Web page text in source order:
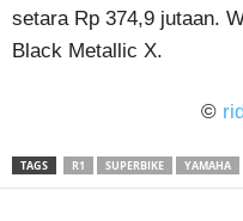
setara Rp 374,9 jutaan.
Black Metallic X.
©
TAGS R1 SUPERBIKE YAMAHA